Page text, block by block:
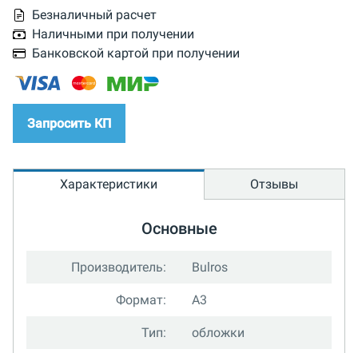
Безналичный расчет
Наличными при получении
Банковской картой при получении
Запросить КП
Характеристики Отзывы
Основные
Производитель: Bulros
Формат: A3
Тип: обложки